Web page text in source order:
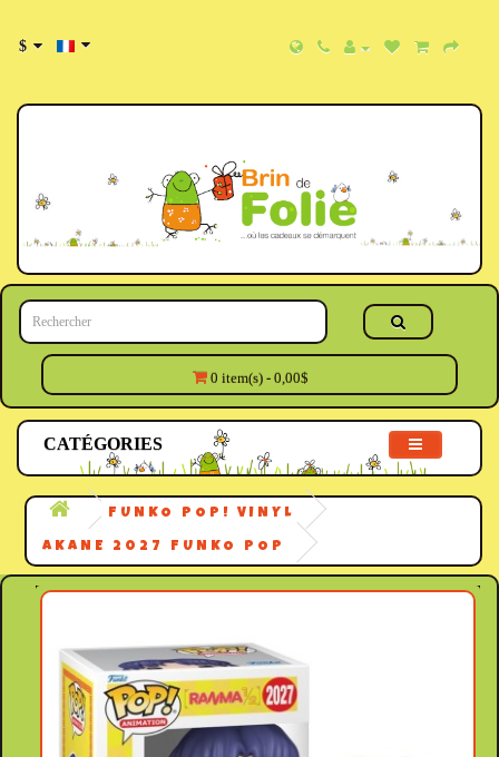
$
0 item(s) - 0,00$
CATÉGORIES
FUNKO POP! VINYL
AKANE 2027 FUNKO POP